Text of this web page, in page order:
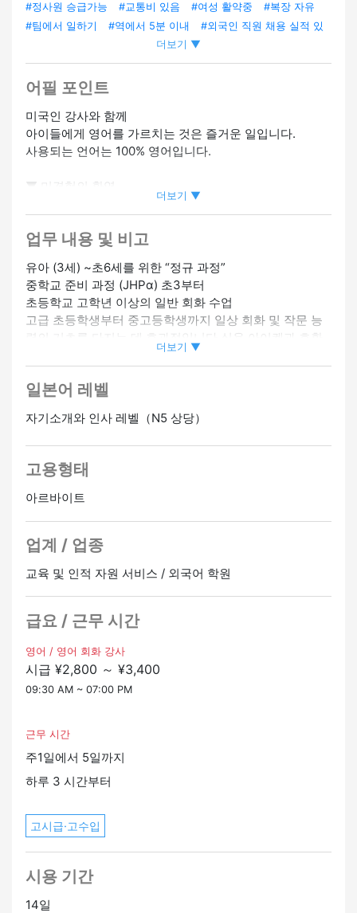
#정사원 승급가능 #교통비 있음 #여성 활약중
#복장 자유
#팀에서 일하기
#역에서 5분 이내
#외국인 직원 채용 실적 있
#트레이닝 있음
어 초보자
#영어 스피커 환영 #미경험 OK
더보기 ▼
어필 포인트
미국인 강사와 함께
아이들에게 영어를 가르치는 것은 즐거운 일입니다.
사용되는 언어는 100% 영어입니다.
▼ 미경험의 환영
처음 사용하시는 분들도 괜찮습니다.
일하면서 일본어를 배우자
▼시간당 임금 2,800엔～
열심히 일한 만큼 월급을 더 올릴 수 있는 기회
※교육 기간 중에는 비용이 달라집니다.
영어 실력과 인간의 능력을 활용하여 자녀의 밝은 미래를
빛내주세요 ‼
더보기 ▼
업무 내용 및 비고
유아 (3세) ~초6세를 위한 “정규 과정”
중학교 준비 과정 (JHPα) 초3부터
초등학교 고학년 이상의 일반 회화 수업
고급 초등학생부터 중고등학생까지 일상 회화 및 작문 능
력의 기초를 다지는 데 효과적입니다.실용 아이켄과 호환
정사원 승급가능
더보기 ▼
일본어 레벨
자기소개와 인사 레벨（N5 상당）
고용형태
아르바이트
업계 / 업종
교육 및 인적 자원 서비스 / 외국어 학원
급요 / 근무 시간
영어 / 영어 회화 강사
시급 ¥2,800 ～ ¥3,400
09:30 AM ~ 07:00 PM
근무 시간
주1일에서 5일까지
하루 3 시간부터
고시급·고수입
시용 기간
14일